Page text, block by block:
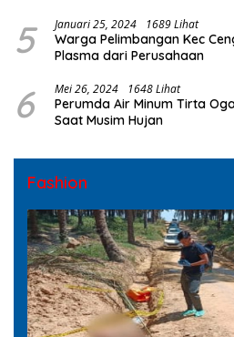
5 Januari 25, 2024 1689 Lihat
Warga Pelimbangan Kec
Plasma dari Perusahaan
6 Mei 26, 2024 1648 Lihat
Perumda Air Minum Tirta
Saat Musim Hujan
Fashion